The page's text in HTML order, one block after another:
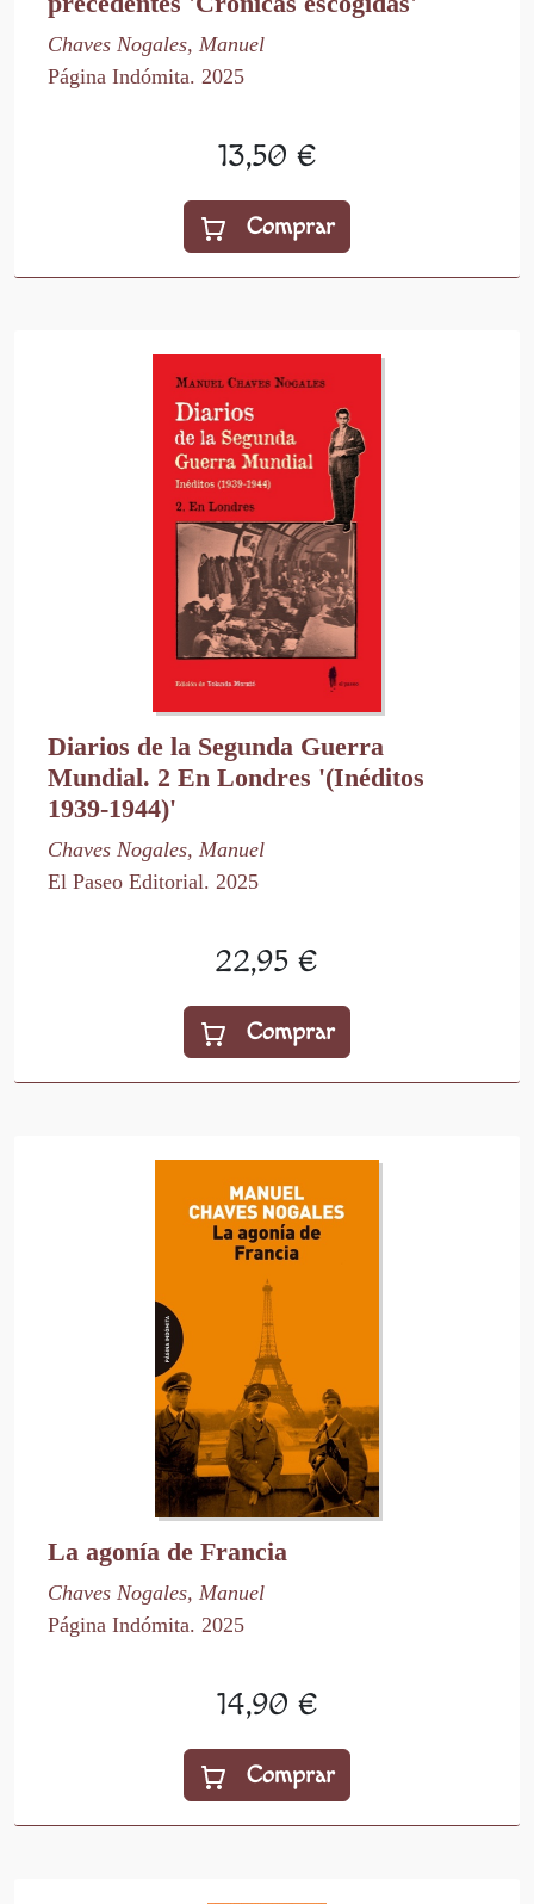
Chaves Nogales, Manuel
Página Indómita. 2025
13,50 €
Comprar
Diarios de la Segunda Guerra
Mundial. 2 En Londres '(Inéditos
1939-1944)'
Chaves Nogales, Manuel
El Paseo Editorial. 2025
22,95 €
Comprar
La agonía de Francia
Chaves Nogales, Manuel
Página Indómita. 2025
14,90 €
Comprar